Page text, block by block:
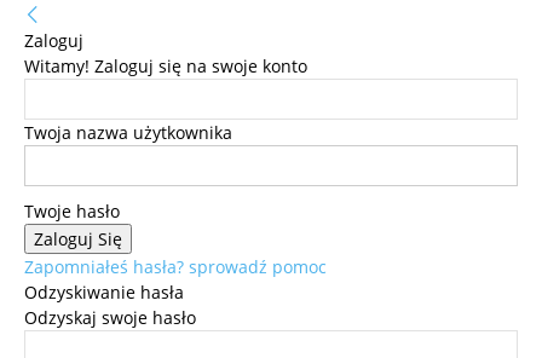
Zaloguj
Witamy! Zaloguj się na swoje konto
Twoja nazwa użytkownika
Twoje hasło
Zapomniałeś hasła? sprowadź pomoc
Odzyskiwanie hasła
Odzyskaj swoje hasło